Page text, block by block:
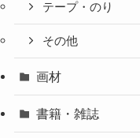
テープ・のり
その他
画材
書籍・雑誌